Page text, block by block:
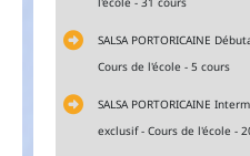
SALSA PORTORICAINE
Cours de l'école - 5 cours
SALSA PORTORICAINE
exclusif - Cours de l'école -